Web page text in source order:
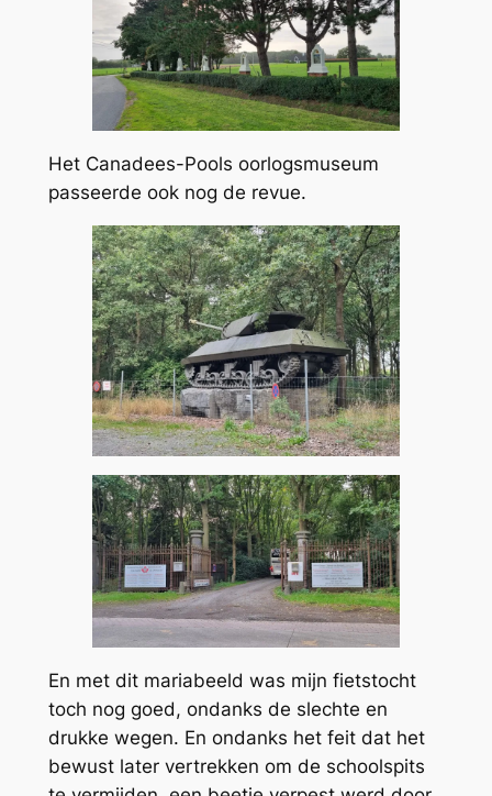
Het Canadees-Pools oorlogsmuseum
passeerde ook nog de revue.
En met dit mariabeeld was mijn fietstocht
toch nog goed, ondanks de slechte en
drukke wegen. En ondanks het feit dat het
bewust later vertrekken om de schoolspits